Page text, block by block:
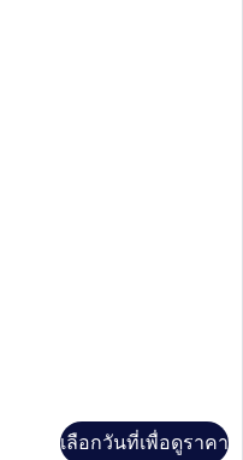
เลือกวันที่เพื่อดูราคา